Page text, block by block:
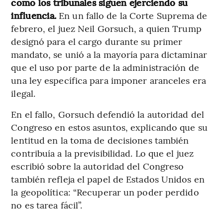
influencia. En un fallo de la Corte Suprema de
febrero, el juez Neil Gorsuch, a quien Trump
designó para el cargo durante su primer
mandato, se unió a la mayoría para dictaminar
que el uso por parte de la administración de
una ley específica para imponer aranceles era
ilegal.
En el fallo, Gorsuch defendió la autoridad del
Congreso en estos asuntos, explicando que su
lentitud en la toma de decisiones también
contribuía a la previsibilidad. Lo que el juez
escribió sobre la autoridad del Congreso
también refleja el papel de Estados Unidos en
la geopolítica: “Recuperar un poder perdido
no es tarea fácil”.